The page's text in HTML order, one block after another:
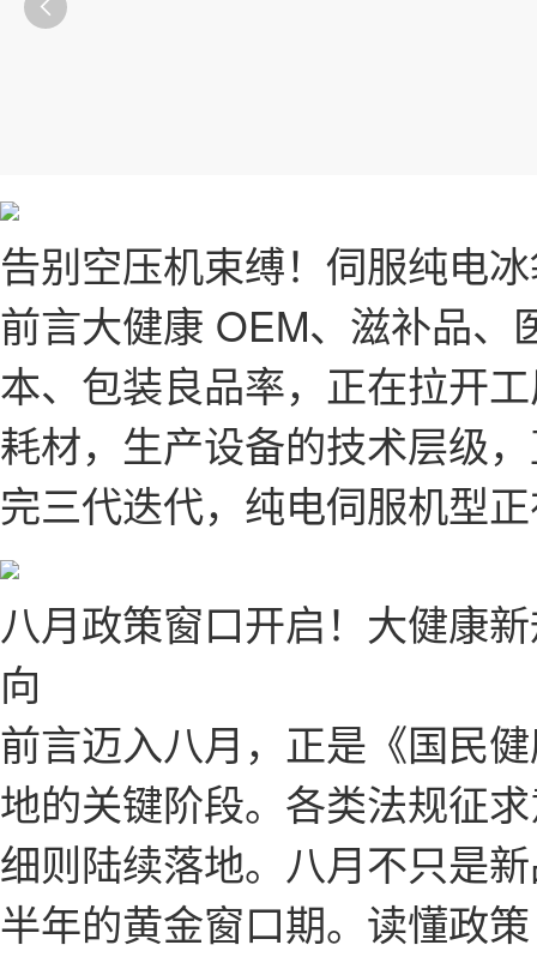
告别空压机束缚！伺服纯电
前言大健康 OEM、滋补品、
本、包装良品率，正在拉开
耗材，生产设备的技术层级
完三代迭代，纯电伺服机型
八月政策窗口开启！大健康
向
前言迈入八月，正是《国民
地的关键阶段。各类法规征
细则陆续落地。八月不只是
半年的黄金窗口期。读懂政策